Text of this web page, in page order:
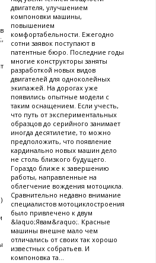
двигателя, улучшением
компоновки машины,
повышением
комфортабельности. Ежегодно
сотни заявок поступают в
патентные бюро. Последние годы
многие конструкторы заняты
разработкой новых видов
двигателей для одноколейных
экипажей. На дорогах уже
появились опытные модели с
таким оснащением. Если учесть,
что путь от экспериментальных
образцов до серийного занимает
иногда десятилетие, то можно
предположить, что появление
кардинально новых машин дело
не столь близкого будущего.
Гораздо ближе к завершению
работы, направленные на
облегчение вождения мотоцикла.
Сравнительно недавно внимание
специалистов мотоциклостроения
было привлечено к двум
&laquo;Явам&raquo;. Красные
машины внешне мало чем
отличались от своих так хорошо
известных собратьев. И
компоновка та...